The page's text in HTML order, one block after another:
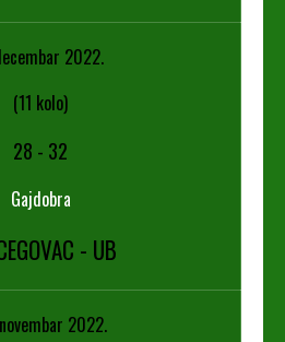
2022.
(11 kolo)
28 - 32
Gajdobra
- UB
2022.